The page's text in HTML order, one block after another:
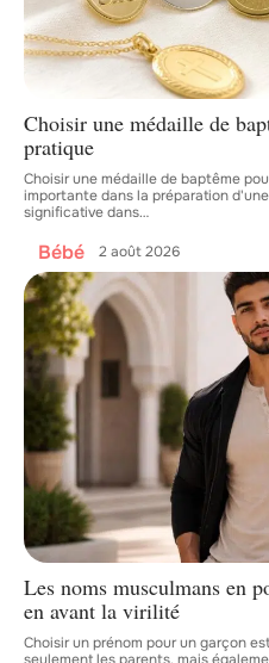
Choisir une médaille de
pratique
Choisir une médaille de baptême
importante dans la préparation
significative dans…
Bébé 2 août 2026
Les noms musculmans en
en avant la virilité
Choisir un prénom pour un garçon